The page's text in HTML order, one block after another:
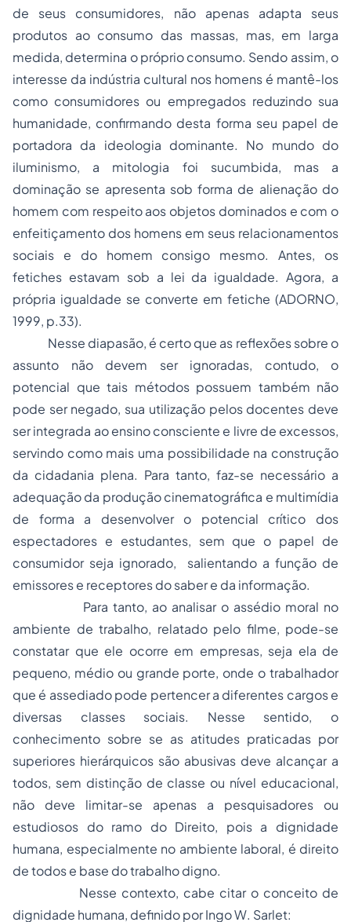
de seus consumidores, não apenas adapta seus
produtos ao consumo das massas, mas, em larga
medida, determina o próprio consumo. Sendo assim, o
interesse da indústria cultural nos homens é mantê-los
como consumidores ou empregados reduzindo sua
humanidade, confirmando desta forma seu papel de
portadora da ideologia dominante. No mundo do
iluminismo, a mitologia foi sucumbida, mas a
dominação se apresenta sob forma de alienação do
homem com respeito aos objetos dominados e com o
enfeitiçamento dos homens em seus relacionamentos
sociais e do homem consigo mesmo. Antes, os
fetiches estavam sob a lei da igualdade. Agora, a
própria igualdade se converte em fetiche (ADORNO,
1999, p.33).
Nesse diapasão, é certo que as reflexões sobre o
assunto não devem ser ignoradas, contudo, o
potencial que tais métodos possuem também não
pode ser negado, sua utilização pelos docentes deve
ser integrada ao ensino consciente e livre de excessos,
servindo como mais uma possibilidade na construção
da cidadania plena. Para tanto, faz-se necessário a
adequação da produção cinematográfica e multimídia
de forma a desenvolver o potencial crítico dos
espectadores e estudantes, sem que o papel de
consumidor seja ignorado, salientando a função de
emissores e receptores do saber e da informação.
Para tanto, ao analisar o assédio moral no
ambiente de trabalho, relatado pelo filme, pode-se
constatar que ele ocorre em empresas, seja ela de
pequeno, médio ou grande porte, onde o trabalhador
que é assediado pode pertencer a diferentes cargos e
diversas classes sociais. Nesse sentido, o
conhecimento sobre se as atitudes praticadas por
superiores hierárquicos são abusivas deve alcançar a
todos, sem distinção de classe ou nível educacional,
não deve limitar-se apenas a pesquisadores ou
estudiosos do ramo do Direito, pois a dignidade
humana, especialmente no ambiente laboral, é direito
de todos e base do trabalho digno.
Nesse contexto, cabe citar o conceito de
dignidade humana, definido por Ingo W. Sarlet: